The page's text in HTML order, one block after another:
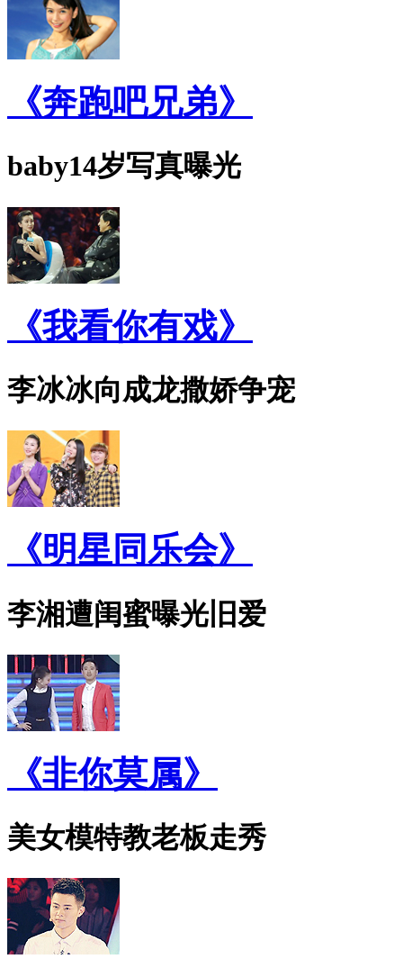
《奔跑吧兄弟》
baby14岁写真曝光
《我看你有戏》
李冰冰向成龙撒娇争宠
《明星同乐会》
李湘遭闺蜜曝光旧爱
《非你莫属》
美女模特教老板走秀